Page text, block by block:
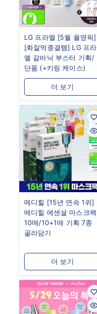
LG 프라엘 [5월 올영픽]
[화잘먹종결템] LG 프라
엘 갈바닉 부스터 기획/
단품 (+키링 케이스)
더 보기
메디힐 [15년 연속 1위]
메디힐 에센셜 마스크팩
10매/10+1매 기획 7종
골라담기
더 보기